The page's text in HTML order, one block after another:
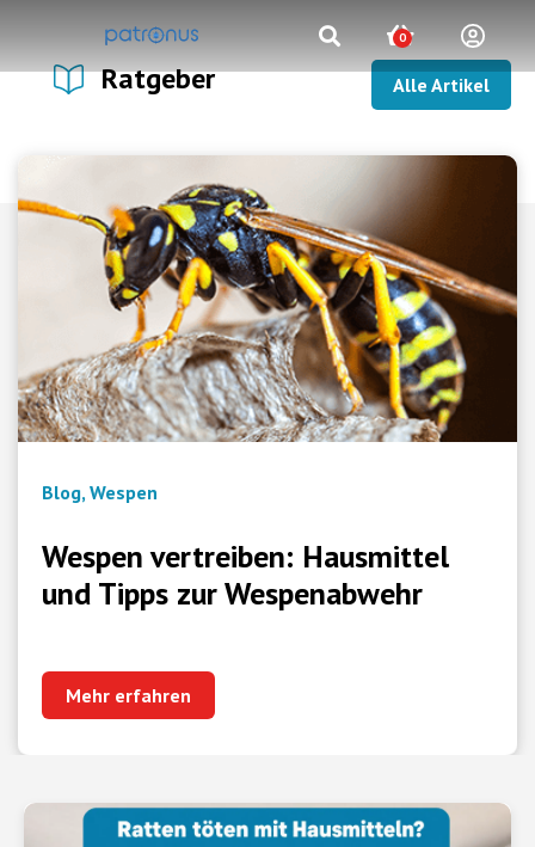
0
Ratgeber Alle Artikel
Blog,Wespen
Wespen vertreiben: Hausmittel
und Tipps zur Wespenabwehr
Mehr erfahren